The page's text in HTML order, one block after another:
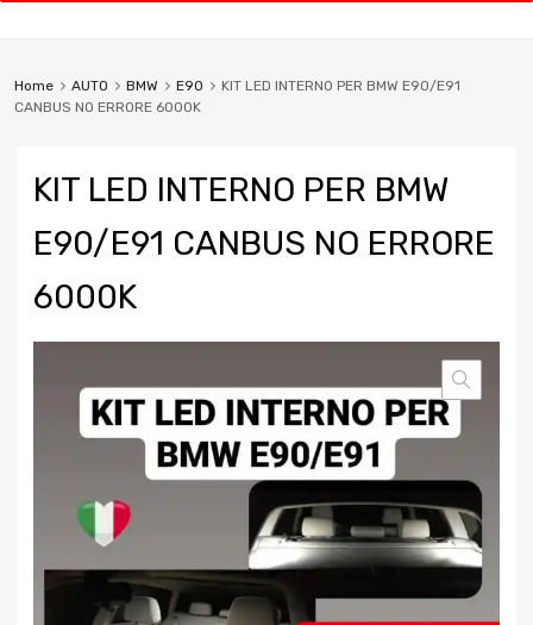
Home AUTO BMW E90
KIT LED INTERNO PER BMW E90/E91
CANBUS NO ERRORE 6000K
KIT LED INTERNO PER BMW
E90/E91 CANBUS NO ERRORE
6000K